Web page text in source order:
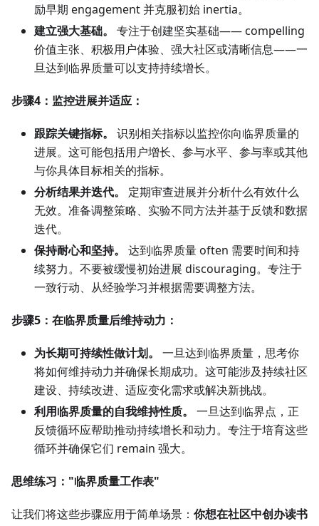
励早期 engagement 并克服初始 inertia。
建立强大基础。
专注于创建坚实基础—— compelling
价值主张、积极用户体验、强大社区或清晰信息——一
旦达到临界质量可以支持持续增长。
步骤4：监控进展并适应：
跟踪关键指标。
识别相关指标以监控你向临界质量的
进展。这可能包括用户增长、参与水平、参与率或其他
与你具体目标相关的指标。
分析结果并迭代。
定期审查进展并分析什么有效什么
无效。准备调整策略、实验不同方法并基于反馈和数据
迭代。
保持耐心和坚持。
达到临界质量 often 需要时间和持
续努力。不要被缓慢初始进展 discouraging。专注于
一致行动、从经验学习并根据需要调整方法。
步骤5：在临界质量后维持动力：
为长期可持续性做计划。
一旦达到临界质量，思考你
将如何维持动力并确保长期成功。这可能涉及持续社区
建设、持续改进、适应变化需求或解决新挑战。
利用临界质量的自我维持性质。
一旦达到临界点，正
反馈循环应帮助推动持续增长和动力。专注于培育这些
循环并确保它们 remain 强大。
思维练习："临界质量工作表"
让我们将这些步骤应用于简单场景： 你想在社区中创办读书